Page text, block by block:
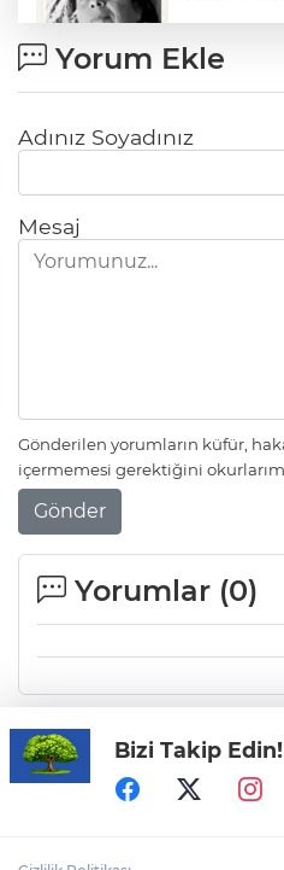
Leyla
bitmesin -
Yorum Ekle
Adınız Soyadınız
Mesaj
Gönderilen yorumların küfür,
içermemesi gerektiğini
Gönder
Yorumlar (0)
Bizi Takip Edin!